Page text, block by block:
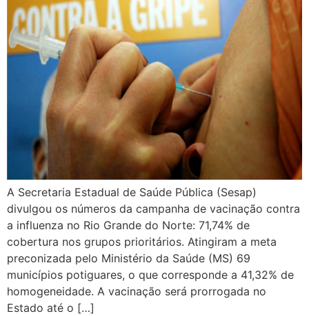
A Secretaria Estadual de Saúde Pública (Sesap)
divulgou os números da campanha de vacinação contra
a influenza no Rio Grande do Norte: 71,74% de
cobertura nos grupos prioritários. Atingiram a meta
preconizada pelo Ministério da Saúde (MS) 69
municípios potiguares, o que corresponde a 41,32% de
homogeneidade. A vacinação será prorrogada no
Estado até o […]